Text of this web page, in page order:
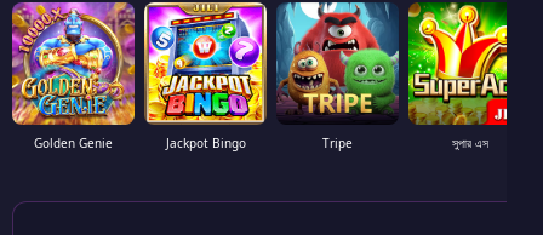
Golden Genie Jackpot Bingo Tripe সুপার এস